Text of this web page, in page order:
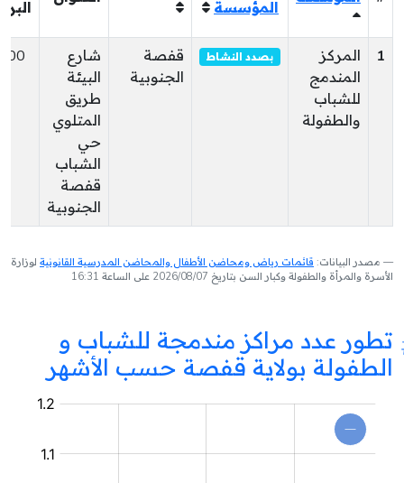
المؤسسة
1
المركز
المندمج
للشباب
والطفولة
بصدد النشاط
قفصة
الجنوبية
شارع
البيئة
طريق
المتلوي
حي
الشباب
قفصة
الجنوبية
مصدر البيانات: قائمات رياض ومحاضن الأطفال والمحاضن المدرسية القانونية لوزارة
الأسرة والمرأة والطفولة وكبار السن بتاريخ 2026/08/07 على الساعة 16:31
تطور عدد مراكز مندمجة للشباب و
الطفولة بولاية قفصة حسب الأشهر
مركز